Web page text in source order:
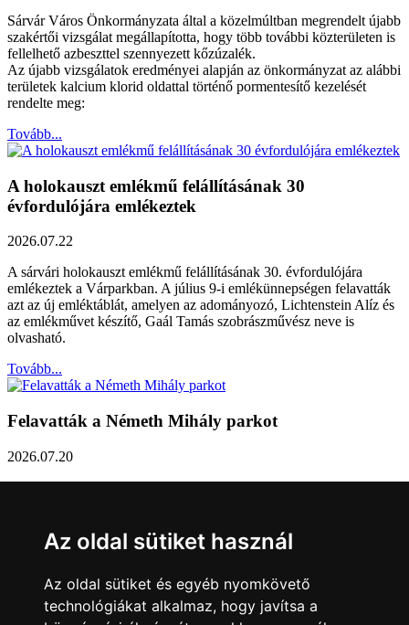
Az oldal sütiket használ
Az oldal sütiket és egyéb nyomkövető
technológiákat alkalmaz, hogy javítsa a
Sárvár Város Önkormányzata által a közelmúltban megrendelt újabb
szakértői vizsgálat megállapította, hogy több további közterületen is
fellelhető azbeszttel szennyezett kőzúzalék.
Az újabb vizsgálatok eredményei alapján az önkormányzat az alábbi
területek kalcium klorid oldattal történő pormentesítő kezelését
rendelte meg:
Tovább...
A holokauszt emlékmű felállításának 30
évfordulójára emlékeztek
2026.07.22
A sárvári holokauszt emlékmű felállításának 30. évfordulójára
emlékeztek a Várparkban. A július 9-i emlékünnepségen felavatták
azt az új emléktáblát, amelyen az adományozó, Lichtenstein Alíz és
az emlékművet készítő, Gaál Tamás szobrászművész neve is
olvasható.
Tovább...
Felavatták a Németh Mihály parkot
2026.07.20
Közlemény a sárvári képviselő-testület rendkívüli